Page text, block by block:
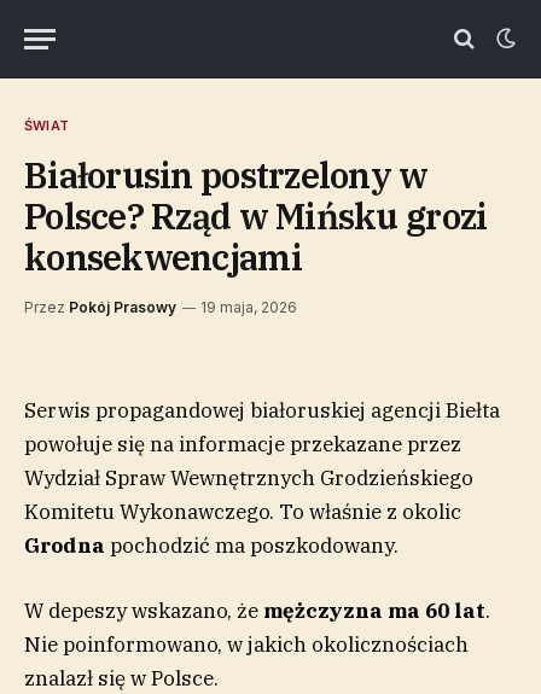
ŚWIAT
Białorusin postrzelony w
Polsce? Rząd w Mińsku grozi
konsekwencjami
Przez Pokój Prasowy 19 maja, 2026
Serwis propagandowej białoruskiej agencji Biełta
powołuje się na informacje przekazane przez
Wydział Spraw Wewnętrznych Grodzieńskiego
Komitetu Wykonawczego. To właśnie z okolic
Grodna pochodzić ma poszkodowany.
W depeszy wskazano, że mężczyzna ma 60 lat.
Nie poinformowano, w jakich okolicznościach
znalazł się w Polsce.